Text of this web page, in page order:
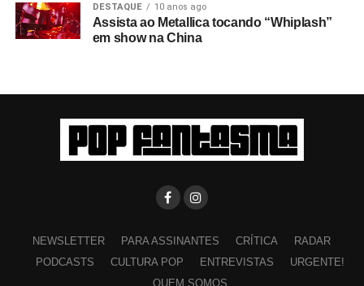
DESTAQUE 10 anos ago
Assista ao Metallica tocando “Whiplash”
em show na China
NEWSLETTER PARA ASSINANTES CRÍTICA
RADAR
PODCASTS
CULTURA POP ENTREVISTAS
URGENTE!
QUEM SOMOS